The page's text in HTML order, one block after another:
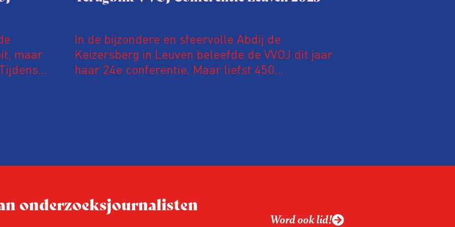
maar
In de bijzondere en sfeervolle Abdij de
Keizersberg in Leuven beleefde de VVOJ dit jaar
haar 24e conferentie. Maar liefst 450
onderzoeksjournalisten
Word ook lid!